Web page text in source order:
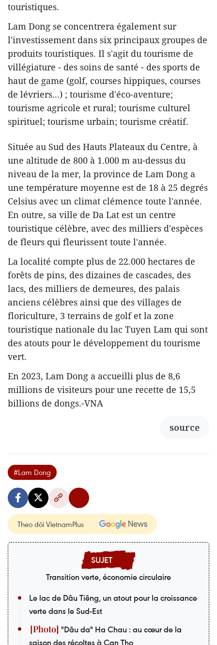
touristiques.
Lam Dong se concentrera également sur
l'investissement dans six principaux groupes de
produits touristiques. Il s'agit du tourisme de
villégiature - des soins de santé - des sports de
haut de game (golf, courses hippiques, courses
de lévriers...) ; tourisme d'éco-aventure;
tourisme agricole et rural; tourisme culturel
spirituel; tourisme urbain; tourisme créatif.
Située au Sud des Hauts Plateaux du Centre, à
une altitude de 800 à 1.000 m au-dessus du
niveau de la mer, la province de Lam Dong a
une température moyenne est de 18 à 25 degrés
Celsius avec un climat clémence toute l'année.
En outre, sa ville de Da Lat est un centre
touristique célèbre, avec des milliers d'espèces
de fleurs qui fleurissent toute l'année.
La localité compte plus de 22.000 hectares de
forêts de pins, des dizaines de cascades, des
lacs, des milliers de demeures, des palais
anciens célèbres ainsi que des villages de
floriculture, 3 terrains de golf et la zone
touristique nationale du lac Tuyen Lam qui sont
des atouts pour le développement du tourisme
vert.
En 2023, Lam Dong a accueilli plus de 8,6
millions de visiteurs pour une recette de 15,5
billions de dongs.-VNA
source
#Lam Dong
Theo dõi VietnamPlus
Transition verte, économie circulaire
Le lac de Dâu Tiêng, un atout pour la croissance
verte dans le Sud-Est
"Dâu da" Ha Chau : au cœur de la
saison des récoltes à Can Tho